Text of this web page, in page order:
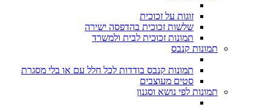
זוגות על זכוכית
שלשות זכוכית בהדפסה ישירה
תמונות זכוכית לבית ולמשרד
תמונות קנבס
תמונות קנבס בודדות לכל חלל עם או בלי מסגרת
סטים מעוצבים
תמונות לפי נושא וסגנון